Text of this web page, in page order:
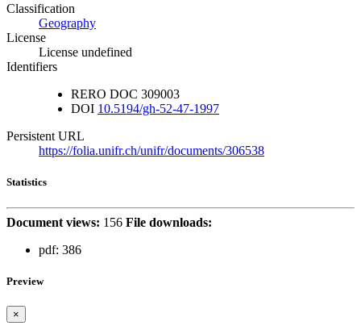
Classification
Geography
License
License undefined
Identifiers
RERO DOC 309003
DOI 10.5194/gh-52-47-1997
Persistent URL
https://folia.unifr.ch/unifr/documents/306538
Statistics
Document views: 156 File downloads:
pdf: 386
Preview
×